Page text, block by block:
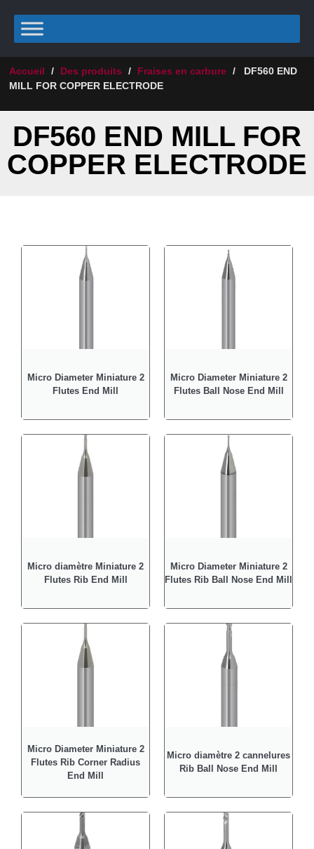
Accueil / Des produits / Fraises en carbure /
DF560 END
MILL FOR COPPER ELECTRODE
DF560 END MILL FOR
COPPER ELECTRODE
Micro Diameter Miniature 2
Flutes End Mill
Micro Diameter Miniature 2
Flutes Ball Nose End Mill
Micro diamètre Miniature 2
Flutes Rib End Mill
Micro Diameter Miniature 2
Flutes Rib Ball Nose End Mill
Micro Diameter Miniature 2
Flutes Rib Corner Radius
End Mill
Micro diamètre 2 cannelures
Rib Ball Nose End Mill